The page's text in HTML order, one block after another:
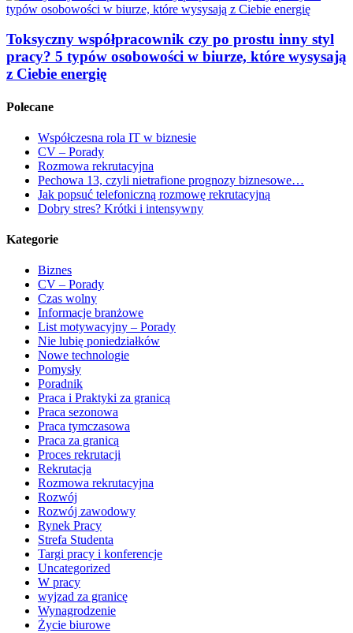
Toksyczny współpracownik czy po prostu inny styl
pracy? 5 typów osobowości w biurze, które wysysają
z Ciebie energię
Polecane
Współczesna rola IT w biznesie
CV – Porady
Rozmowa rekrutacyjna
Pechowa 13, czyli nietrafione prognozy biznesowe…
Jak popsuć telefoniczną rozmowę rekrutacyjną
Dobry stres? Krótki i intensywny
Kategorie
Biznes
CV – Porady
Czas wolny
Informacje branżowe
List motywacyjny – Porady
Nie lubię poniedziałków
Nowe technologie
Pomysły
Poradnik
Praca i Praktyki za granicą
Praca sezonowa
Praca tymczasowa
Praca za granicą
Proces rekrutacji
Rekrutacja
Rozmowa rekrutacyjna
Rozwój
Rozwój zawodowy
Rynek Pracy
Strefa Studenta
Targi pracy i konferencje
Uncategorized
W pracy
wyjzad za granicę
Wynagrodzenie
Życie biurowe